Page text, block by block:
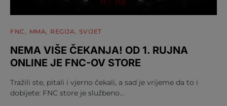
FNC MMA REGIJA SVIJET
NEMA VIŠE ČEKANJA! OD 1. RUJNA
ONLINE JE FNC-OV STORE
Tražili ste, pitali i vjerno čekali, a sad je vrijeme da to i
dobijete: FNC store je službeno…